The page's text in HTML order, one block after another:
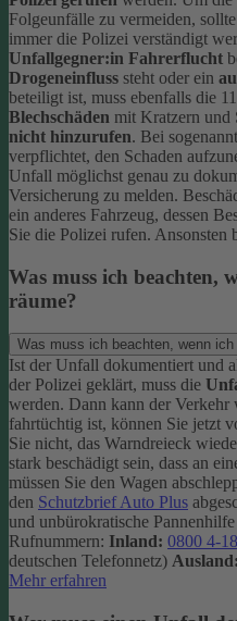
Folgeunfälle zu vermeiden,
immer die Polizei verständigt
Unfallgegner:in Fahrerflucht
Drogeneinfluss steht oder ein
beteiligt ist, muss ebenfalls die
Blechschäden mit Kratzern und
nicht hinzurufen. Bei
verpflichtet, den Schaden
Unfall möglichst genau zu
Versicherung zu melden.
ein anderes Fahrzeug, dessen
Sie die Polizei rufen. Ansonsten
Was muss ich beachten,
räume?
Was muss ich beachten, wenn
Ist der Unfall dokumentiert und
der Polizei geklärt, muss die
werden. Dann kann der
fahrtüchtig ist, können Sie jetzt
Sie nicht, das Warndreieck
stark beschädigt sein, dass an
müssen Sie den Wagen
den Schutzbrief Auto Plus
und unbürokratische
Rufnummern: Inland: 0800 4-
deutschen Telefonnetz) Ausland:
Mehr erfahren